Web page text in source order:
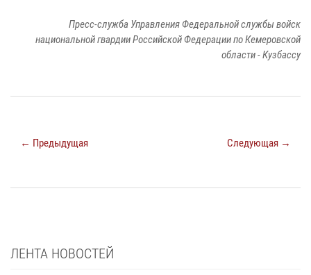
Пресс-служба Управления Федеральной службы войск
национальной гвардии Российской Федерации по Кемеровской
области - Кузбассу
← Предыдущая Следующая →
ЛЕНТА НОВОСТЕЙ